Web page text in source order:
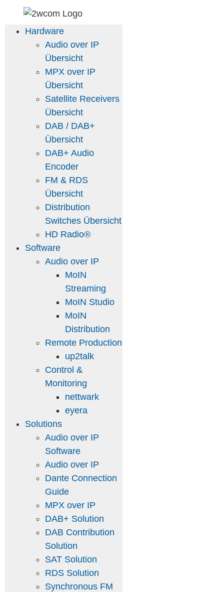
springenHardware
Audio over IP
Übersicht
MPX over IP
Übersicht
Satellite Receivers
Übersicht
DAB / DAB+
Übersicht
DAB+ Audio
Encoder
FM & RDS
Übersicht
Distribution
Switches Übersicht
HD Radio®
Software
Audio over IP
MoIN
Streaming
MoIN Studio
MoIN
Distribution
Remote Production
up2talk
Control &
Monitoring
nettwark
eyera
Solutions
Audio over IP
Software
Audio over IP
Dante Connection
Guide
MPX over IP
DAB+ Solution
DAB Contribution
Solution
SAT Solution
RDS Solution
Synchronous FM